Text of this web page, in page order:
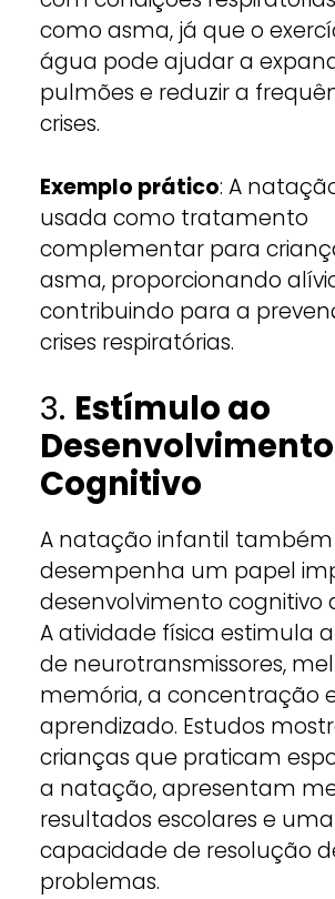
como asma, já que o
água pode ajudar a
pulmões e reduzir a
crises.
Exemplo prático: A
usada como tratamento
complementar para
asma, proporcionando
contribuindo para a
crises respiratórias.
3. Estímulo ao
Desenvolvimento
Cognitivo
A natação infantil também
desempenha um papel
desenvolvimento cognitivo
A atividade física estimula
de neurotransmissores,
memória, a concentração
aprendizado. Estudos
crianças que praticam
a natação, apresentam
resultados escolares e
capacidade de resolução
problemas.